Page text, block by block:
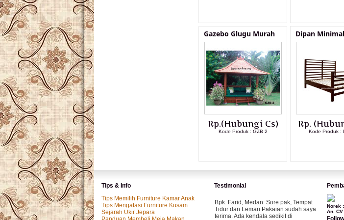
Gazebo Glugu Murah
Rp.(Hubungi Cs)
Kode Produk : GZB 2
Dipan
Rp.
Kode Produk :
Tips & Info
Tips Memilih Furniture Kamar Anak
Tips Mengatasi Furniture Kusam
Sejarah Ukir Jepara
Testimonial
Bpk. Farid, Medan: Sore pak, Tempat
Tidur dan Lemari Pakaian sudah saya
terima. Ada kendala sedikit di
Norek
An.